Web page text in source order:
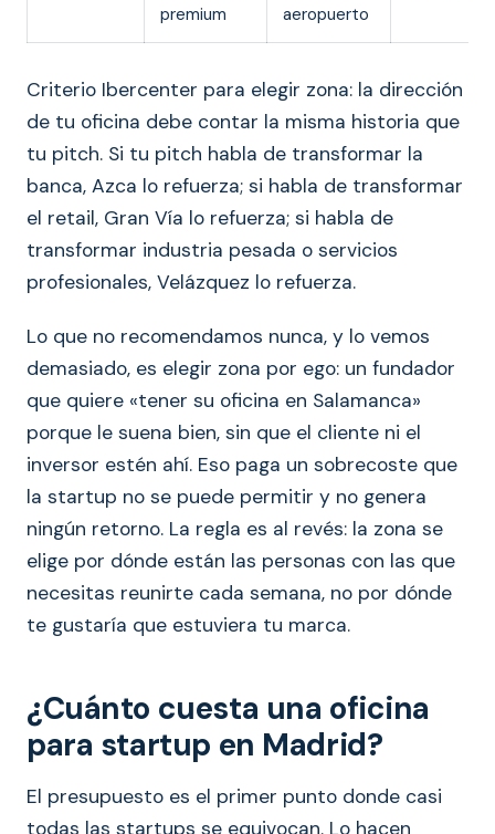
premium
aeropuerto
Criterio Ibercenter para elegir zona: la dirección
de tu oficina debe contar la misma historia que
tu pitch. Si tu pitch habla de transformar la
banca, Azca lo refuerza; si habla de transformar
el retail, Gran Vía lo refuerza; si habla de
transformar industria pesada o servicios
profesionales, Velázquez lo refuerza.
Lo que no recomendamos nunca, y lo vemos
demasiado, es elegir zona por ego: un fundador
que quiere «tener su oficina en Salamanca»
porque le suena bien, sin que el cliente ni el
inversor estén ahí. Eso paga un sobrecoste que
la startup no se puede permitir y no genera
ningún retorno. La regla es al revés: la zona se
elige por dónde están las personas con las que
necesitas reunirte cada semana, no por dónde
te gustaría que estuviera tu marca.
¿Cuánto cuesta una oficina
para startup en Madrid?
El presupuesto es el primer punto donde casi
todas las startups se equivocan. Lo hacen